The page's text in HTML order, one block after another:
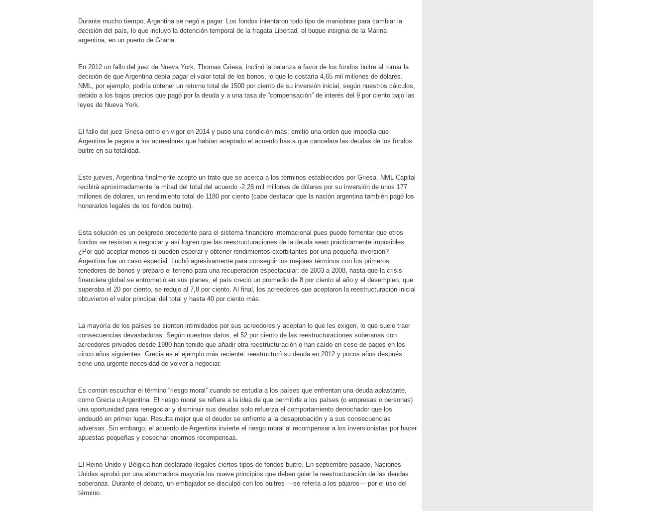
Durante mucho tiempo, Argentina se negó a pagar. Los fondos intentaron todo tipo de maniobras para cambiar la
decisión del país, lo que incluyó la detención temporal de la fragata Libertad, el buque insignia de la Marina
argentina, en un puerto de Ghana.
En 2012 un fallo del juez de Nueva York, Thomas Griesa, inclinó la balanza a favor de los fondos buitre al tomar la
decisión de que Argentina debía pagar el valor total de los bonos, lo que le costaría 4,65 mil millones de dólares.
NML, por ejemplo, podría obtener un retorno total de 1500 por ciento de su inversión inicial, según nuestros cálculos,
debido a los bajos precios que pagó por la deuda y a una tasa de “compensación” de interés del 9 por ciento bajo las
leyes de Nueva York.
El fallo del juez Griesa entró en vigor en 2014 y puso una condición más: emitió una orden que impedía que
Argentina le pagara a los acreedores que habían aceptado el acuerdo hasta que cancelara las deudas de los fondos
buitre en su totalidad.
Este jueves, Argentina finalmente aceptó un trato que se acerca a los términos establecidos por Griesa. NML Capital
recibirá aproximadamente la mitad del total del acuerdo -2,28 mil millones de dólares por su inversión de unos 177
millones de dólares, un rendimiento total de 1180 por ciento (cabe destacar que la nación argentina también pagó los
honorarios legales de los fondos buitre).
Esta solución es un peligroso precedente para el sistema financiero internacional pues puede fomentar que otros
fondos se resistan a negociar y así logren que las reestructuraciones de la deuda sean prácticamente imposibles.
¿Por qué aceptar menos si pueden esperar y obtener rendimientos exorbitantes por una pequeña inversión?
Argentina fue un caso especial. Luchó agresivamente para conseguir los mejores términos con los primeros
tenedores de bonos y preparó el terreno para una recuperación espectacular: de 2003 a 2008, hasta que la crisis
financiera global se entrometió en sus planes, el país creció un promedio de 8 por ciento al año y el desempleo, que
superaba el 20 por ciento, se redujo al 7,8 por ciento. Al final, los acreedores que aceptaron la reestructuración inicial
obtuvieron el valor principal del total y hasta 40 por ciento más.
La mayoría de los países se sienten intimidados por sus acreedores y aceptan lo que les exigen, lo que suele traer
consecuencias devastadoras. Según nuestros datos, el 52 por ciento de las reestructuraciones soberanas con
acreedores privados desde 1980 han tenido que añadir otra reestructuración o han caído en cese de pagos en los
cinco años siguientes. Grecia es el ejemplo más reciente: reestructuró su deuda en 2012 y pocos años después
tiene una urgente necesidad de volver a negociar.
Es común escuchar el término “riesgo moral” cuando se estudia a los países que enfrentan una deuda aplastante,
como Grecia o Argentina. El riesgo moral se refiere a la idea de que permitirle a los países (o empresas o personas)
una oportunidad para renegociar y disminuir sus deudas solo refuerza el comportamiento derrochador que los
endeudó en primer lugar. Resulta mejor que el deudor se enfrente a la desaprobación y a sus consecuencias
adversas. Sin embargo, el acuerdo de Argentina invierte el riesgo moral al recompensar a los inversionistas por hacer
apuestas pequeñas y cosechar enormes recompensas.
El Reino Unido y Bélgica han declarado ilegales ciertos tipos de fondos buitre. En septiembre pasado, Naciones
Unidas aprobó por una abrumadora mayoría los nueve principios que deben guiar la reestructuración de las deudas
soberanas. Durante el debate, un embajador se disculpó con los buitres —se refería a los pájaros— por el uso del
término.